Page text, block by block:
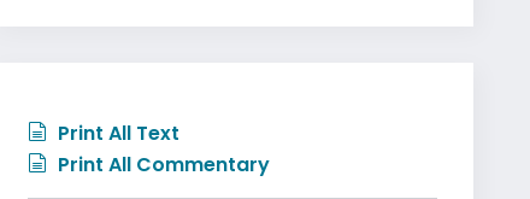
Print All Text
Print All Commentary